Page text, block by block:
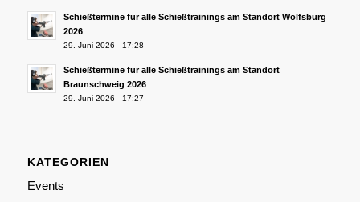
Schießtermine für alle Schießtrainings am Standort Wolfsburg
2026
29. Juni 2026 - 17:28
Schießtermine für alle Schießtrainings am Standort
Braunschweig 2026
29. Juni 2026 - 17:27
KATEGORIEN
Events